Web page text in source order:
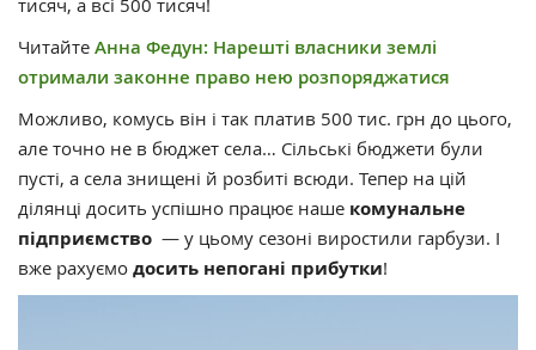
тисяч, а всі 500 тисяч!
Читайте Анна Федун: Нарешті власники землі
отримали законне право нею розпоряджатися
Можливо, комусь він і так платив 500 тис. грн до цього,
але точно не в бюджет села… Сільські бюджети були
пусті, а села знищені й розбиті всюди. Тепер на цій
ділянці досить успішно працює наше комунальне
підприємство — у цьому сезоні виростили гарбузи. І
вже рахуємо досить непогані прибутки!